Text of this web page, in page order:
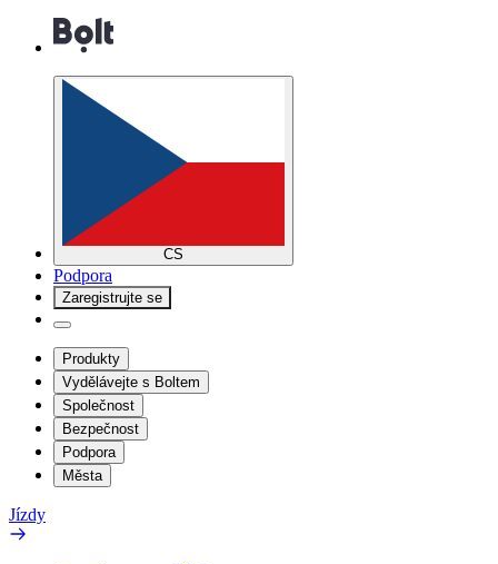
CS
Podpora
Zaregistrujte se
Produkty
Vydělávejte s Boltem
Společnost
Bezpečnost
Podpora
Města
Jízdy